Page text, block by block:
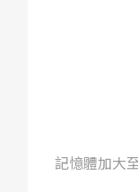
記憶體加大